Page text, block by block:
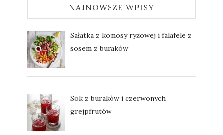
NAJNOWSZE WPISY
Sałatka z komosy ryżowej i falafele z
sosem z buraków
Sok z buraków i czerwonych
grejpfrutów